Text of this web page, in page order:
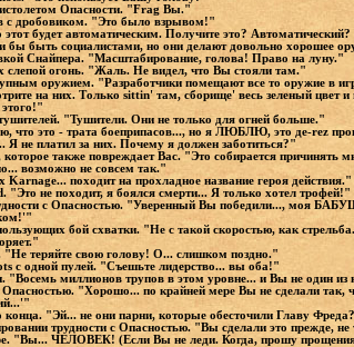
Опасности. "Frag Вы."
с дробовиком. "Это было взрывом!"
будет автоматическим. Получите это?
бы быть социалистами, но они делают довольно хорошее
Снайпера. "Масштабирование, голова! Право на луну."
слепой огонь. "Жаль. Не видел, что Вы стояли там."
оружием. "Разработчики помещают все то оружие в
на них. Только sittin' там, сборище' весь зеленый цвет
"Тушители. Они не только для огней больше."
что это - трата боеприпасов..., но я ЛЮБЛЮ, это де-rez
не платил за них. Почему я должен заботиться?"
также повреждает Вас. "Это собирается причинять
возможно не совсем так."
походит на прохладное название героя действия."
не походит, я боялся смерти... Я только хотел трофей!"
с Опасностью. "Уверенный Вы победили..., моя
бой схватки. "Не с такой скоростью, как
"Не теряйте свою голову! О... слишком поздно."
с одной пулей. "Съешьте лидерство... вы оба!"
"Восемь миллионов трупов в этом уровне... и Вы не один из
"Хорошо... по крайней мере Вы не сделали так,
"Эй... не они парни, которые обесточили Главу
трудности с Опасностью. "Вы сделали это прежде, не
"Вы... ЧЕЛОВЕК! (Если Вы не леди. Когда, прошу